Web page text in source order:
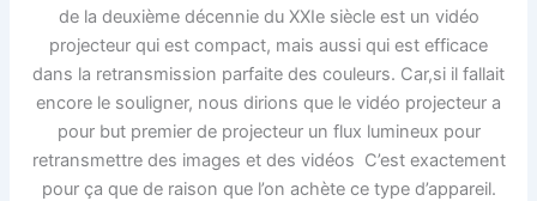
de la deuxième décennie du XXIe siècle est un vidéo
projecteur qui est compact, mais aussi qui est efficace
dans la retransmission parfaite des couleurs. Car,si il fallait
encore le souligner, nous dirions que le vidéo projecteur a
pour but premier de projecteur un flux lumineux pour
retransmettre des images et des vidéos C’est exactement
pour ça que de raison que l’on achète ce type d’appareil.